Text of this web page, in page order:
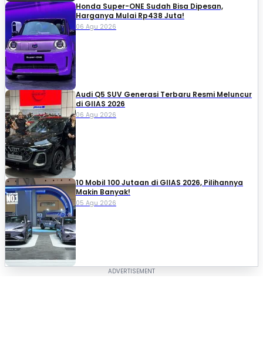
Honda Super-ONE Sudah Bisa Dipesan,
Harganya Mulai Rp438 Juta!
06 Agu 2026
Audi Q5 SUV Generasi Terbaru Resmi Meluncur
di GIIAS 2026
06 Agu 2026
10 Mobil 100 Jutaan di GIIAS 2026, Pilihannya
Makin Banyak!
05 Agu 2026